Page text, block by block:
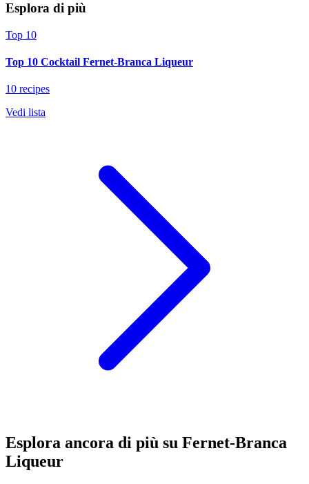
Esplora di più
Top 10
Top 10 Cocktail Fernet-Branca Liqueur
10 recipes
Vedi lista
Esplora ancora di più su Fernet-Branca
Liqueur